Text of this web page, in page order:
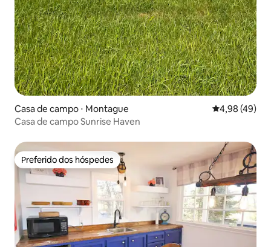
Casa de campo ⋅ Montague 4,98 de uma
4,98 (49)
Casa de campo Sunrise Haven
Preferido dos hóspedes
Preferido dos hóspedes